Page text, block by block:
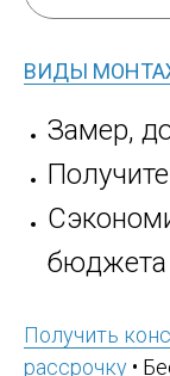
ВИДЫ
Замер,
Получите
бюджета
Получить
рассрочку •